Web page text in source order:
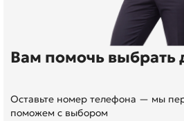
Вам помочь выбрать
Оставьте номер телефона — мы
поможем с выбором